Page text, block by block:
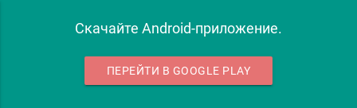
Скачайте Android-приложение.
ПЕРЕЙТИ В GOOGLE PLAY